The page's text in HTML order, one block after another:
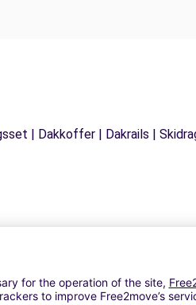
| Dakkoffer | Dakrails |